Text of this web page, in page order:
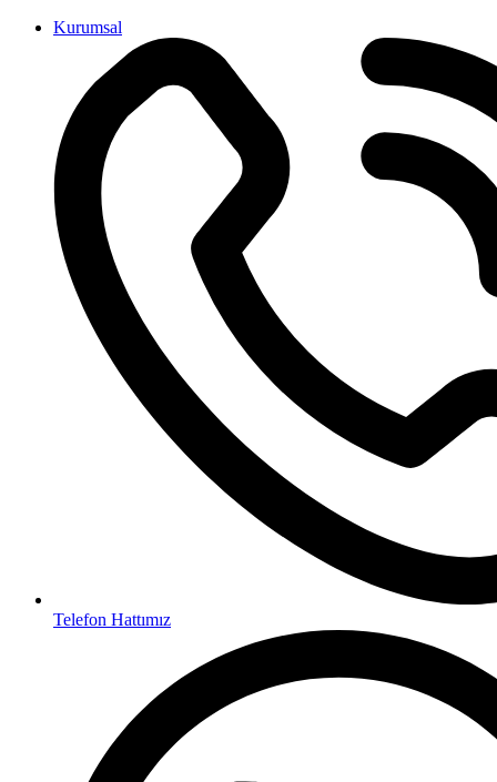
İçeriğeKurumsal
Telefon Hattımız